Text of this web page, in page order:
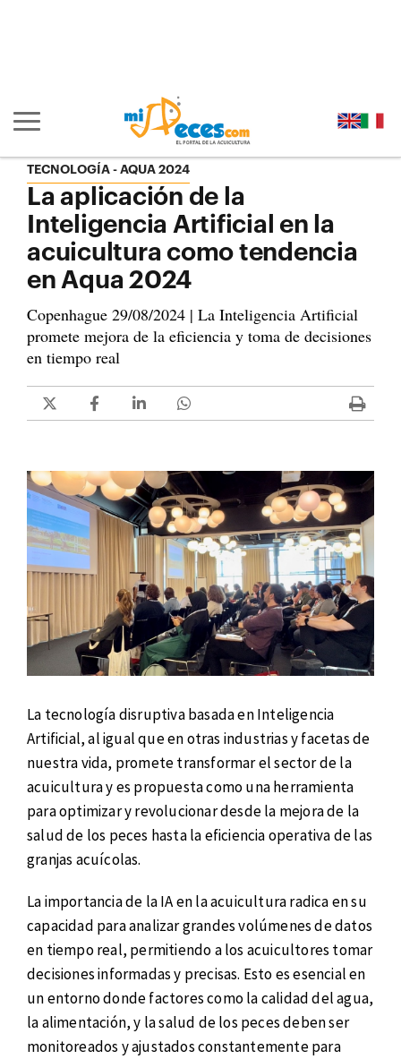
Mostrar/ocultar navegación principal
TECNOLOGÍA AQUA 2024
La aplicación de la
Inteligencia Artificial en la
acuicultura como tendencia
en Aqua 2024
Copenhague 29/08/2024 | La Inteligencia Artificial
promete mejora de la eficiencia y toma de decisiones
en tiempo real
La tecnología disruptiva basada en Inteligencia
Artificial, al igual que en otras industrias y facetas de
nuestra vida, promete transformar el sector de la
acuicultura y es propuesta como una herramienta
para optimizar y revolucionar desde la mejora de la
salud de los peces hasta la eficiencia operativa de las
granjas acuícolas.
La importancia de la IA en la acuicultura radica en su
capacidad para analizar grandes volúmenes de datos
en tiempo real, permitiendo a los acuicultores tomar
decisiones informadas y precisas. Esto es esencial en
un entorno donde factores como la calidad del agua,
la alimentación, y la salud de los peces deben ser
monitoreados y ajustados constantemente para